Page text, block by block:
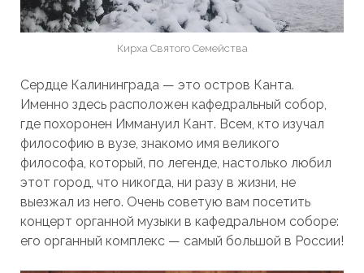
Кирха Святого Семейства
Сердце Калининграда — это остров Канта.
Именно здесь расположен кафедральный собор,
где похоронен Иммануил Кант. Всем, кто изучал
философию в вузе, знакомо имя великого
философа, который, по легенде, настолько любил
этот город, что никогда, ни разу в жизни, не
выезжал из него. Очень советую вам посетить
концерт органной музыки в кафедральном соборе:
его органный комплекс — самый большой в России!